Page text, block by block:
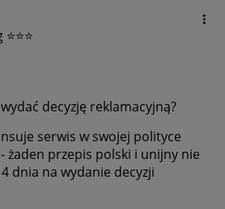
decyzję reklamacyjną?
serwis w swojej polityce
żaden przepis polski i unijny nie
dnia na wydanie decyzji